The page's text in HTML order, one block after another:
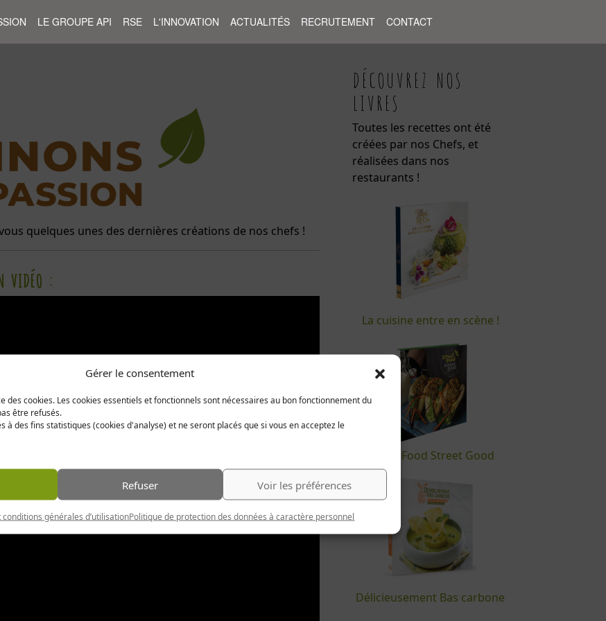
Gérer le consentement
des cookies. Les cookies essentiels et fonctionnels sont nécessaires au bon fonctionnement du
être refusés.
à des fins statistiques (cookies d'analyse) et ne seront placés que si vous en acceptez le
Refuser Voir les préférences
générales d’utilisationPolitique de protection des données à caractère personnel
LE GROUPE API RSE L'INNOVATION ACTUALITÉS RECRUTEMENT CONTACT
quelques unes des dernières créations de nos chefs !
VIDÉO :
DÉCOUVREZ NOS
LIVRES
Toutes les recettes ont été
créées par nos Chefs, et
réalisées dans nos
restaurants !
La cuisine entre en scène !
Street Food Street Good
Délicieusement Bas carbone